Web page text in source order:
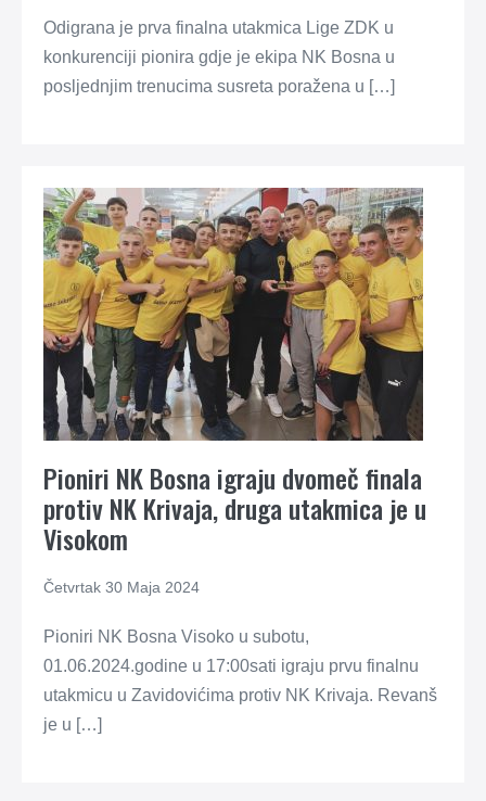
Odigrana je prva finalna utakmica Lige ZDK u
konkurenciji pionira gdje je ekipa NK Bosna u
posljednjim trenucima susreta poražena u […]
Pioniri NK Bosna igraju dvomeč finala
protiv NK Krivaja, druga utakmica je u
Visokom
Četvrtak 30 Maja 2024
Pioniri NK Bosna Visoko u subotu,
01.06.2024.godine u 17:00sati igraju prvu finalnu
utakmicu u Zavidovićima protiv NK Krivaja. Revanš
je u […]